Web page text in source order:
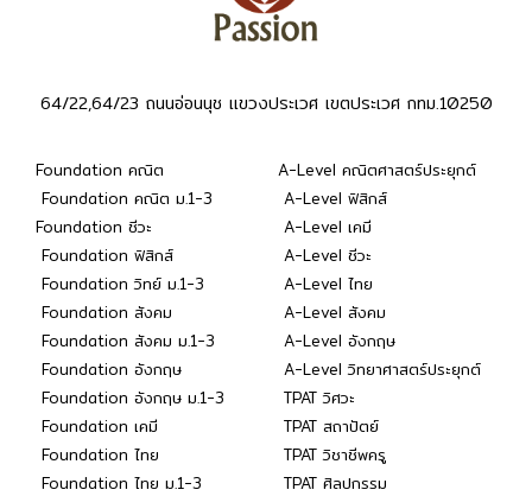
64/22,64/23 ถนนอ่อนนุช แขวงประเวศ เขตประเวศ กทม.10250
Foundation คณิต
Foundation คณิต ม.1-3
Foundation ชีวะ
Foundation ฟิสิกส์
Foundation วิทย์ ม.1-3
Foundation สังคม
Foundation สังคม ม.1-3
Foundation อังกฤษ
Foundation อังกฤษ ม.1-3
Foundation เคมี
Foundation ไทย
Foundation ไทย ม.1-3
A-Level คณิตศาสตร์ประยุกต์
A-Level ฟิสิกส์
A-Level เคมี
A-Level ชีวะ
A-Level ไทย
A-Level สังคม
A-Level อังกฤษ
A-Level วิทยาศาสตร์ประยุกต์
TPAT วิศวะ
TPAT สถาปัตย์
TPAT วิชาชีพครู
TPAT ศิลปกรรม